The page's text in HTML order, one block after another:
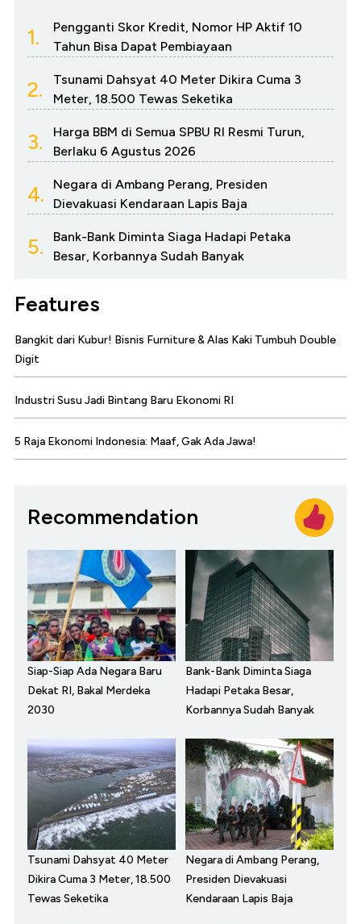
1.
Pengganti Skor Kredit, Nomor HP Aktif 10
Tahun Bisa Dapat Pembiayaan
2.
Tsunami Dahsyat 40 Meter Dikira Cuma 3
Meter, 18.500 Tewas Seketika
3.
Harga BBM di Semua SPBU RI Resmi Turun,
Berlaku 6 Agustus 2026
4.
Negara di Ambang Perang, Presiden
Dievakuasi Kendaraan Lapis Baja
5.
Bank-Bank Diminta Siaga Hadapi Petaka
Besar, Korbannya Sudah Banyak
Features
Bangkit dari Kubur! Bisnis Furniture & Alas Kaki Tumbuh Double
Digit
Industri Susu Jadi Bintang Baru Ekonomi RI
5 Raja Ekonomi Indonesia: Maaf, Gak Ada Jawa!
Recommendation
Siap-Siap Ada Negara Baru
Dekat RI, Bakal Merdeka
2030
Bank-Bank Diminta Siaga
Hadapi Petaka Besar,
Korbannya Sudah Banyak
Tsunami Dahsyat 40 Meter
Dikira Cuma 3 Meter, 18.500
Tewas Seketika
Negara di Ambang Perang,
Presiden Dievakuasi
Kendaraan Lapis Baja